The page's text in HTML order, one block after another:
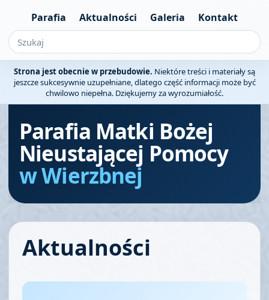
Parafia Aktualności Galeria Kontakt
Strona jest obecnie w przebudowie. Niektóre treści i materiały są
jeszcze sukcesywnie uzupełniane, dlatego część informacji może być
chwilowo niepełna. Dziękujemy za wyrozumiałość.
Parafia Matki Bożej
Nieustającej Pomocy
w Wierzbnej
Aktualności